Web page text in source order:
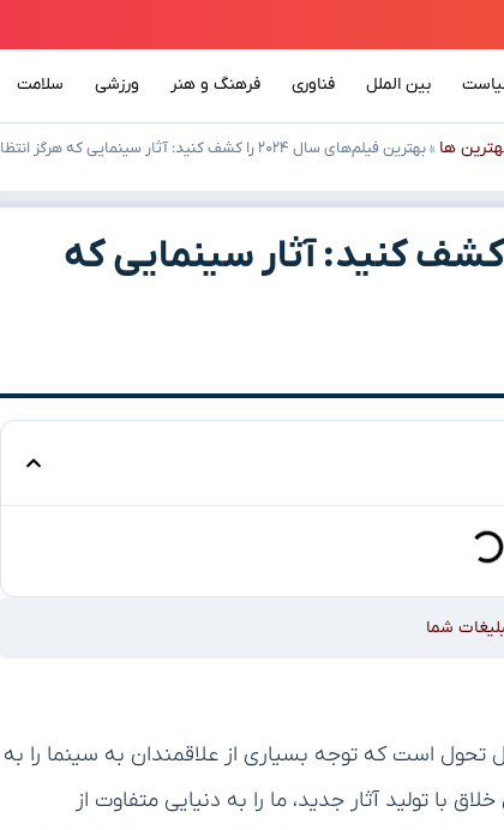
بین الملل فناوری فرهنگ و هنر ورزشی سلامت
ها »بهترین فیلم‌های سال ۲۰۲۴ را کشف کنید: آثار سینمایی که هرگز انتظارش را نداشتید!
فیلم‌های سال ۲۰۲۴ را کشف کنید: آثار سینمایی که
شما
حال تحول است که توجه بسیاری از علاقمندان به سینما را به
با تولید آثار جدید، ما را به دنیایی متفاوت از